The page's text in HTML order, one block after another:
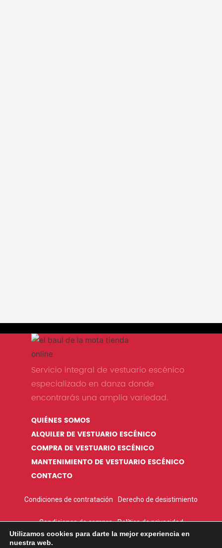
Servicio integral de vestuario escénico
especializado en danza donde
encontrarás una amplia variedad.
QUIÉNES SOMOS
ALQUILER DE VESTUARIO ESCÉNICO
COMPRA DE VESTUARIO ESCÉNICO
MANTENIMIENTO DE VESTUARIO ESCÉNICO
CONTACTO
Condiciones de contratación Derecho de desistimiento
Condiciones de compra Política de privacidad
Política de Cookies
Utilizamos cookies para darte la mejor experiencia en
nuestra web.